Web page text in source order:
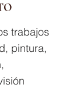
trabajos
pintura,